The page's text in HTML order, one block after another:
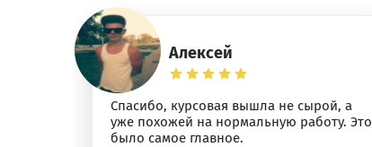
Алексей
Спасибо, курсовая вышла не сырой, а
уже похожей на нормальную работу. Это
было самое главное.